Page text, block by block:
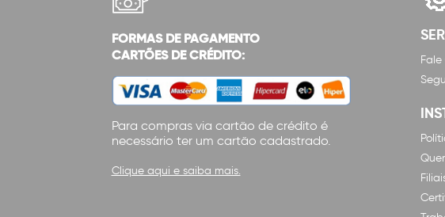
FORMAS DE PAGAMENTO
CARTÕES DE CRÉDITO:
Para compras via cartão de crédito é
necessário ter um cartão cadastrado.
Clique aqui e saiba mais.